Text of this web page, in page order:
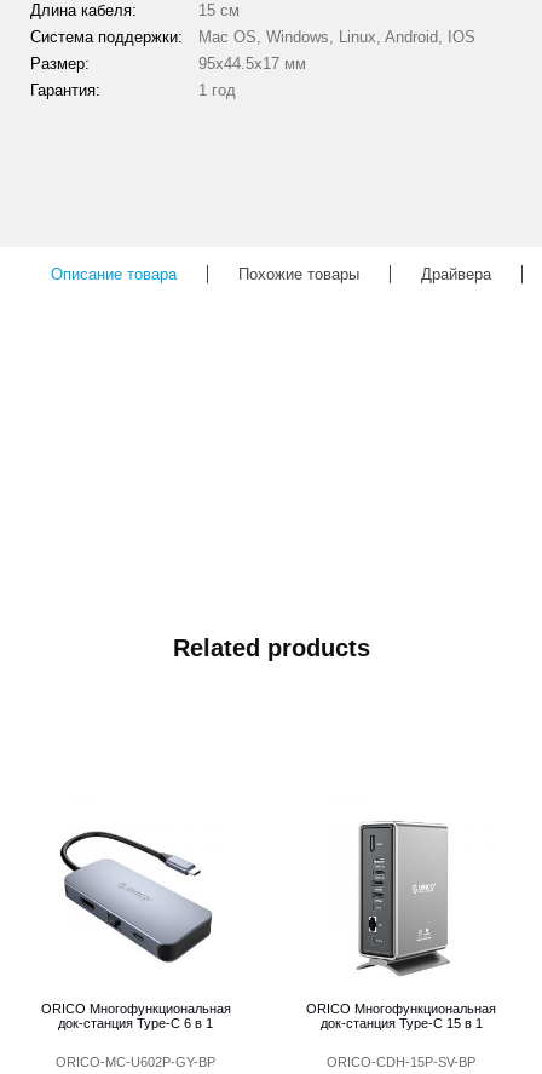
Длина кабеля:
15 см
Система поддержки:
Mac OS, Windows, Linux, Android, IOS
Размер:
95x44.5x17 мм
Гарантия:
1 год
Описание товара Похожие товары Драйвера
Related products
ORICO Многофункциональная
док-станция Type-C 6 в 1
ORICO-MC-U602P-GY-BP
ORICO Многофункциональная
док-станция Type-C 15 в 1
ORICO-CDH-15P-SV-BP